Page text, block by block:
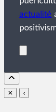
actualité
✕ ‹